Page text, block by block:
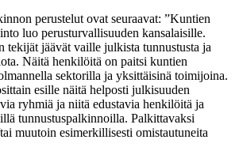
perustelut ovat seuraavat: ”Kuntien
luo perusturvallisuuden kansalaisille.
tekijät jäävät vaille julkista tunnustusta ja
Näitä henkilöitä on paitsi kuntien
sektorilla ja yksittäisinä toimijoina.
esille näitä helposti julkisuuden
ryhmiä ja niitä edustavia henkilöitä ja
tunnustuspalkinnoilla. Palkittavaksi
muutoin esimerkillisesti omistautuneita